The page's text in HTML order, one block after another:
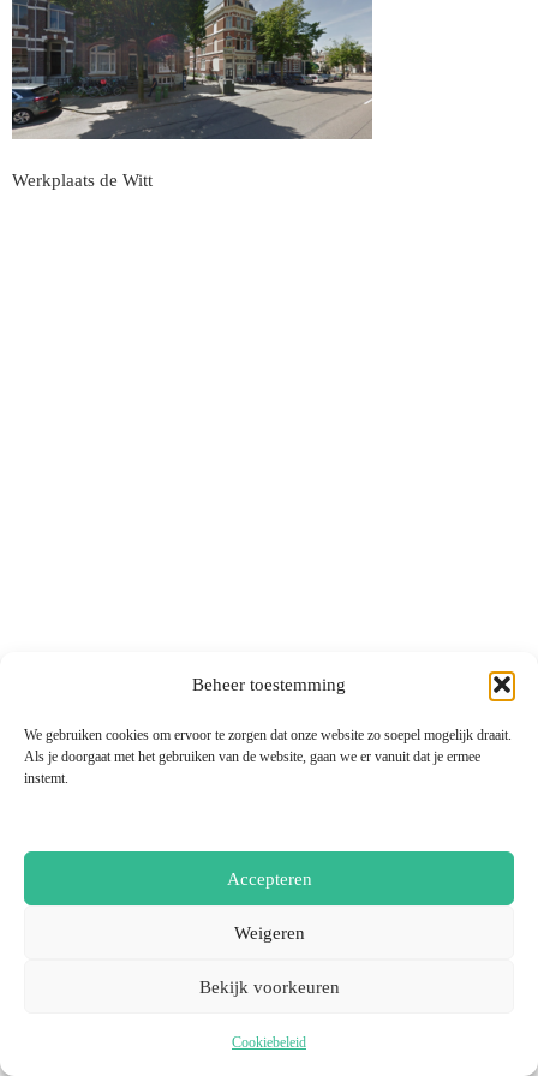
Beheer toestemming
We gebruiken cookies om ervoor te zorgen dat onze website zo soepel mogelijk draait.
Als je doorgaat met het gebruiken van de website, gaan we er vanuit dat je ermee
instemt.
Accepteren
Weigeren
Bekijk voorkeuren
Cookiebeleid
Werkplaats de Witt